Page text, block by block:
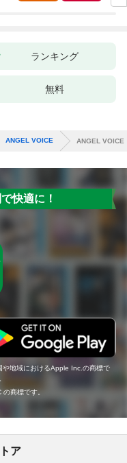
ランキング
無料
ANGEL VOICE ANGEL
快適に！
地域におけるApple Inc.の商標で
商標です。
ア